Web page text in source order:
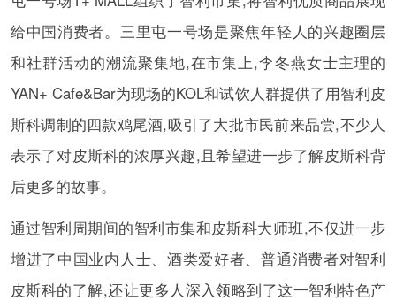
给中国消费者。三里屯一号场是聚焦年轻人的兴趣圈层
和社群活动的潮流聚集地,在市集上,李冬燕女士主理的
YAN+ Cafe&Bar为现场的KOL和试饮人群提供了用智利皮
斯科调制的四款鸡尾酒,吸引了大批市民前来品尝,不少人
表示了对皮斯科的浓厚兴趣,且希望进一步了解皮斯科背
后更多的故事。
通过智利周期间的智利市集和皮斯科大师班,不仅进一步
增进了中国业内人士、酒类爱好者、普通消费者对智利
皮斯科的了解,还让更多人深入领略到了这一智利特色产